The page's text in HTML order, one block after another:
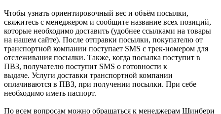
Чтобы узнать ориентировочный вес и объём посылки,
свяжитесь с менеджером и сообщите название всех позиций,
которые необходимо доставить (удобнее ссылками на товары
на нашем сайте). После отправки посылки, покупателю от
транспортной компании поступает SMS с трек-номером для
отслеживания посылки. Также, когда посылка поступит в
ПВЗ, получателю поступит SMS о готовности к
выдаче. Услуги доставки транспортной компании
оплачиваются в ПВЗ, при получении посылки. При себе
необходимо иметь паспорт.
По всем вопросам можно обращаться к менеджерам Шинбери